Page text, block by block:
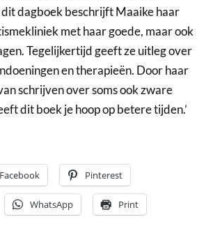
dit dagboek beschrijft Maaike haar
met haar goede, maar ook
Tegelijkertijd geeft ze uitleg over
en therapieën. Door haar
schrijven over soms ook zware
dit boek je hoop op betere tijden.’
Facebook Pinterest
WhatsApp Print